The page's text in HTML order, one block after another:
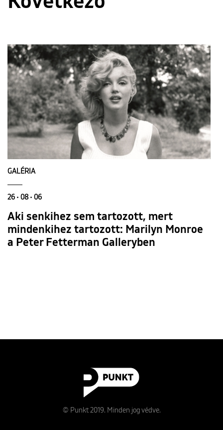
GALÉRIA
26 • 08 • 06
Aki senkihez sem tartozott, mert
mindenkihez tartozott: Marilyn Monroe
a Peter Fetterman Galleryben
© Punkt 2019. Minden jog védve.